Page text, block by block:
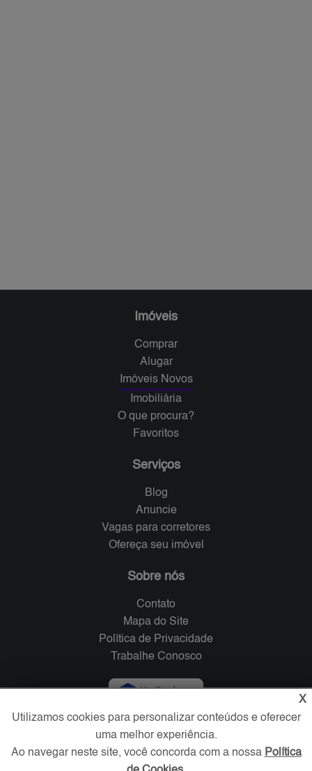
Imóveis
Comprar
Alugar
Imóveis Novos
Imobiliária
O que procura?
Favoritos
Serviços
Blog
Anuncie
Vagas para corretores
Ofereça seu imóvel
Sobre nós
Contato
Mapa do Site
Política de Privacidade
Trabalhe Conosco
Verificada por
Redes Sociais
X
Utilizamos cookies para personalizar conteúdos e oferecer
uma melhor experiência.
Ao navegar neste site, você concorda com a nossa Política